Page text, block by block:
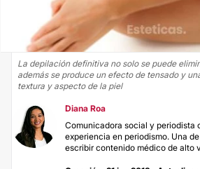
La depilación definitiva no solo se puede
además se produce un efecto de tensado y
textura y aspecto de la piel
Diana Roa
Comunicadora social y periodista
experiencia en periodismo. Una
escribir contenido médico de alto